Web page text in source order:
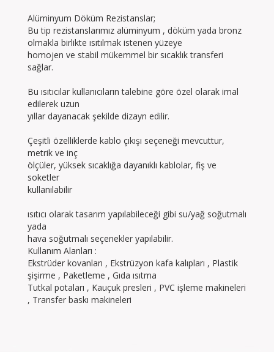
Alüminyum Döküm Rezistanslar;
Bu tip rezistanslarımız alüminyum , döküm yada bronz
olmakla birlikte ısıtılmak istenen yüzeye
homojen ve stabil mükemmel bir sıcaklık transferi
sağlar.
Bu ısıtıcılar kullanıcıların talebine göre özel olarak imal
edilerek uzun
yıllar dayanacak şekilde dizayn edilir.
Çeşitli özelliklerde kablo çıkışı seçeneği mevcuttur,
metrik ve inç
ölçüler, yüksek sıcaklığa dayanıklı kablolar, fiş ve
soketler
kullanılabilir
ısıtıcı olarak tasarım yapılabileceği gibi su/yağ soğutmalı
yada
hava soğutmalı seçenekler yapılabilir.
Kullanım Alanları :
Ekstrüder kovanları , Ekstrüzyon kafa kalıpları , Plastik
şişirme , Paketleme , Gıda ısıtma
Tutkal potaları , Kauçuk presleri , PVC işleme makineleri
, Transfer baskı makineleri